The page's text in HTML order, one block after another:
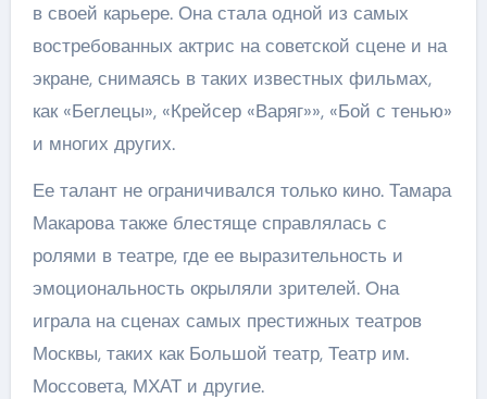
в своей карьере. Она стала одной из самых
востребованных актрис на советской сцене и на
экране, снимаясь в таких известных фильмах,
как «Беглецы», «Крейсер «Варяг»», «Бой с тенью»
и многих других.
Ее талант не ограничивался только кино. Тамара
Макарова также блестяще справлялась с
ролями в театре, где ее выразительность и
эмоциональность окрыляли зрителей. Она
играла на сценах самых престижных театров
Москвы, таких как Большой театр, Театр им.
Моссовета, МХАТ и другие.